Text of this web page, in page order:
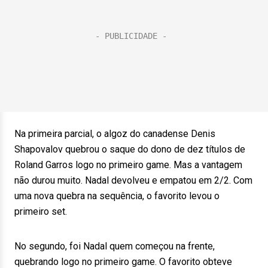
Na primeira parcial, o algoz do canadense Denis
Shapovalov quebrou o saque do dono de dez títulos de
Roland Garros logo no primeiro game. Mas a vantagem
não durou muito. Nadal devolveu e empatou em 2/2. Com
uma nova quebra na sequência, o favorito levou o
primeiro set.
No segundo, foi Nadal quem começou na frente,
quebrando logo no primeiro game. O favorito obteve